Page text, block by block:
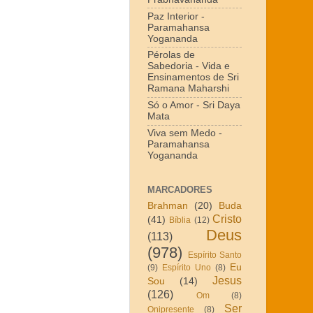
Paz Interior -
Paramahansa
Yogananda
Pérolas de
Sabedoria - Vida e
Ensinamentos de Sri
Ramana Maharshi
Só o Amor - Sri Daya
Mata
Viva sem Medo -
Paramahansa
Yogananda
MARCADORES
Brahman
(20)
Buda
(41) Bíblia (12) Cristo
(113)
Deus
(978)
Espírito Santo
(9) Espírito Uno (8) Eu
Sou
(14)
Jesus
(126)
Om
(8)
Onipresente
(8)
Ser